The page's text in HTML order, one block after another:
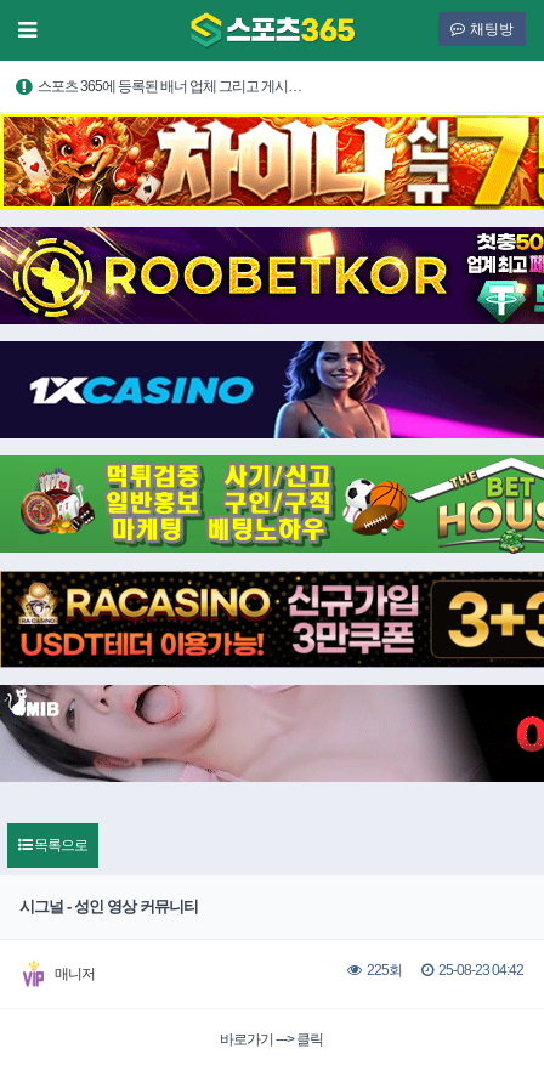
채팅방
스포츠 365에 등록된 배너 업체 그리고 게시…
목록으로
시그널 - 성인 영상 커뮤니티
매니저 225회 25-08-23 04:42
바로가기 ---> 클릭